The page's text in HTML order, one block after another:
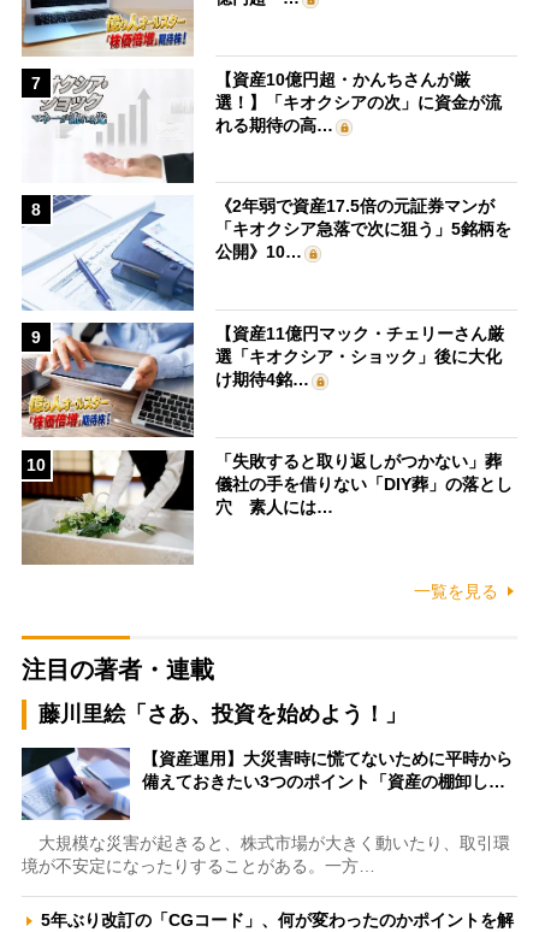
7
【資産10億円超・かんちさんが厳
選！】「キオクシアの次」に資金が流
れる期待の高…
8
《2年弱で資産17.5倍の元証券マンが
「キオクシア急落で次に狙う」5銘柄を
公開》10…
9
【資産11億円マック・チェリーさん厳
選「キオクシア・ショック」後に大化
け期待4銘…
10
「失敗すると取り返しがつかない」葬
儀社の手を借りない「DIY葬」の落とし
穴 素人には…
一覧を見る
注目の著者・連載
藤川里絵「さあ、投資を始めよう！」
【資産運用】大災害時に慌てないために平時から
備えておきたい3つのポイント「資産の棚卸し…
大規模な災害が起きると、株式市場が大きく動いたり、取引環
境が不安定になったりすることがある。一方…
5年ぶり改訂の「CGコード」、何が変わったのかポイントを解